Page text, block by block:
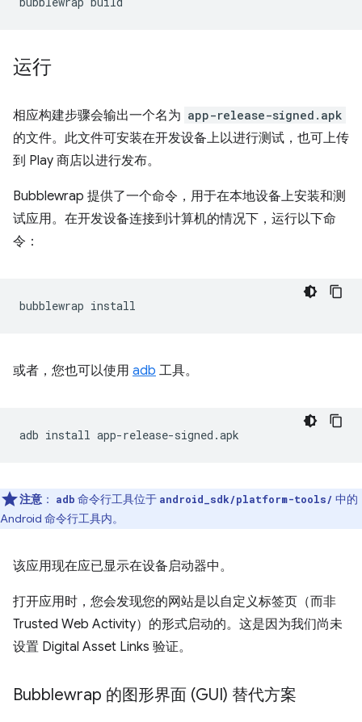
运行
相应构建步骤会输出一个名为 app-release-signed.apk
的文件。此文件可安装在开发设备上以进行测试，也可上传
到 Play 商店以进行发布。
Bubblewrap 提供了一个命令，用于在本地设备上安装和测
试应用。在开发设备连接到计算机的情况下，运行以下命
令：
bubblewrap
或者，您也可以使用 adb 工具。
adb install
注意 ： adb 命令行工具位于 android_sdk/platform-tools/ 中的
Android 命令行工具内。
该应用现在应已显示在设备启动器中。
打开应用时，您会发现您的网站是以自定义标签页（而非
Trusted Web Activity）的形式启动的。这是因为我们尚未
设置 Digital Asset Links 验证。
Bubblewrap 的图形界面 (GUI) 替代方案